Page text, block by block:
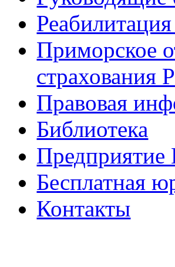
Приморское
страхования
Правовая
Библиотека
Бесплатная
Контакты